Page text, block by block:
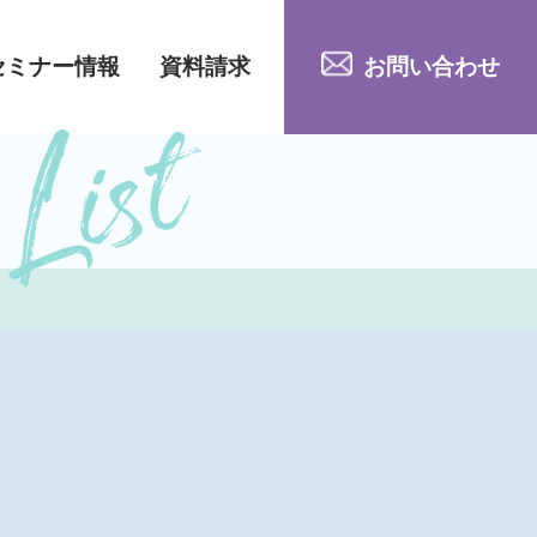
ミナー情報 資料請求 お問い合わせ